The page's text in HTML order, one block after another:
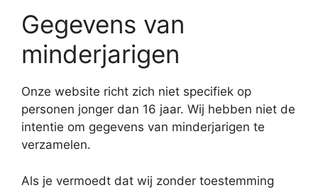
Gegevens van
minderjarigen
Onze website richt zich niet specifiek op
personen jonger dan 16 jaar. Wij hebben niet de
intentie om gegevens van minderjarigen te
verzamelen.
Als je vermoedt dat wij zonder toestemming